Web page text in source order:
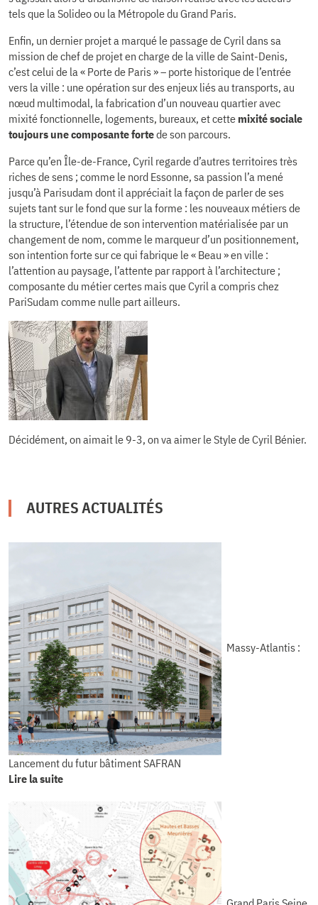
tels que la Solideo ou la Métropole du Grand Paris.
Enfin, un dernier projet a marqué le passage de Cyril dans sa
mission de chef de projet en charge de la ville de Saint-Denis,
c’est celui de la « Porte de Paris » – porte historique de l’entrée
vers la ville : une opération sur des enjeux liés au transports, au
nœud multimodal, la fabrication d’un nouveau quartier avec
mixité fonctionnelle, logements, bureaux, et cette mixité sociale
toujours une composante fortede son parcours.
Parce qu’en Île-de-France, Cyril regarde d’autres territoires très
riches de sens ; comme le nord Essonne, sa passion l’a mené
jusqu’à Parisudam dont il appréciait la façon de parler de ses
sujets tant sur le fond que sur la forme : les nouveaux métiers de
la structure, l’étendue de son intervention matérialisée par un
changement de nom, comme le marqueur d’un positionnement,
son intention forte sur ce qui fabrique le « Beau » en ville :
l’attention au paysage, l’attente par rapport à l’architecture ;
composante du métier certes mais que Cyril a compris chez
PariSudam comme nulle part ailleurs.
Décidément, on aimait le 9-3, on va aimer le Style de Cyril Bénier.
AUTRES ACTUALITÉS
Massy-Atlantis :
Lancement du futur bâtiment SAFRAN
Lire la suite